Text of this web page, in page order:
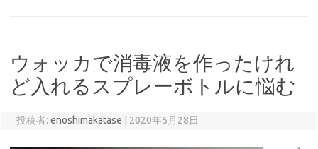
ウォッカで消毒液を作ったけれ
ど入れるスプレーボトルに悩む
投稿者: enoshimakatase 2020年5月28日